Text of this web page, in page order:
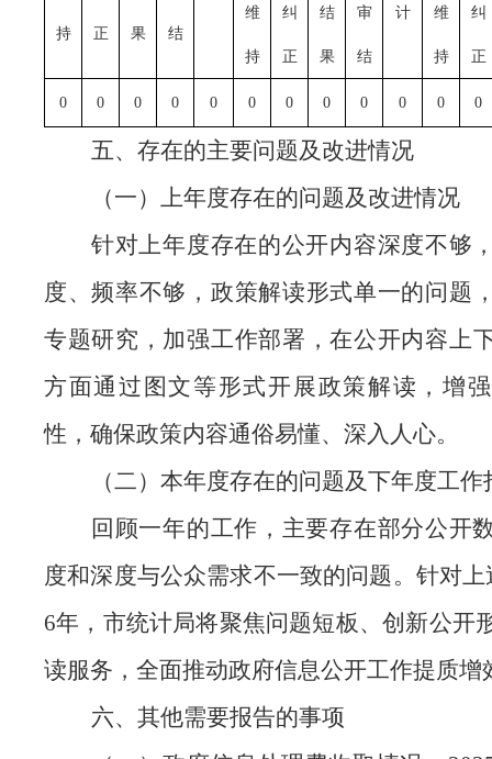
持 正 果 结
维
持
纠
正
结
果
审
结
计 维
持
纠
正
0 0 0 0 0 0 0 0 0 0 0 0
五、存在的主要问题及改进情况
（一）上年度存在的问题及改进情况
针对上年度存在的公开内容深度不够
度、频率不够，政策解读形式单一的问题
专题研究，加强工作部署，在公开内容上
方面通过图文等形式开展政策解读，增
性，确保政策内容通俗易懂、深入人心。
（二）本年度存在的问题及下年度工作
回顾一年的工作，主要存在部分公开
度和深度与公众需求不一致的问题。针对
6年，市统计局将聚焦问题短板、创新公开
读服务，全面推动政府信息公开工作提质增
六、其他需要报告的事项